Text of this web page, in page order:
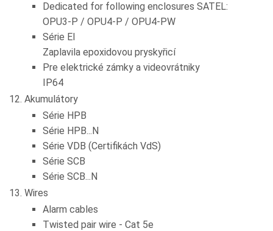
Dedicated for following enclosures SATEL:
OPU3-P / OPU4-P / OPU4-PW
Série EI
Zaplavila epoxidovou pryskyřicí
Pre elektrické zámky a videovrátniky
IP64
Akumulátory
Série HPB
Série HPB...N
Série VDB (Certifikách VdS)
Série SCB
Série SCB...N
Wires
Alarm cables
Twisted pair wire - Cat 5e